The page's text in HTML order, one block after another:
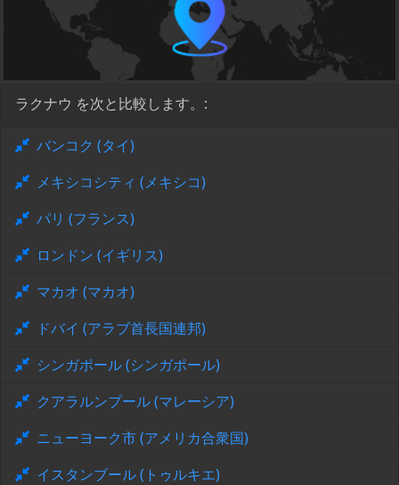
ラクナウ を次と比較します。:
バンコク (タイ)
メキシコシティ (メキシコ)
パリ (フランス)
ロンドン (イギリス)
マカオ (マカオ)
ドバイ (アラブ首長国連邦)
シンガポール (シンガポール)
クアラルンプール (マレーシア)
ニューヨーク市 (アメリカ合衆国)
イスタンブール (トゥルキエ)